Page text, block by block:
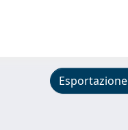
Esportazione